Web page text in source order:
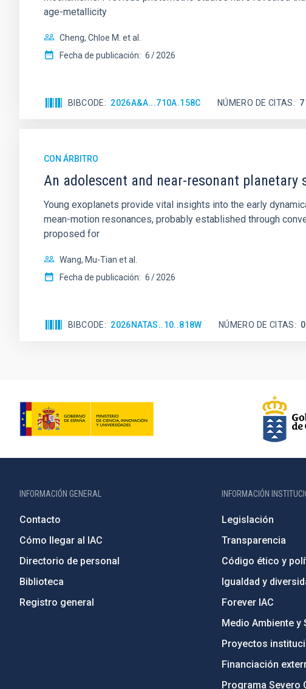
age-metallicity
Cheng, Chloe M. et al.
Fecha de publicación: 6 2026
BIBCODE 2026A&A...710A.158C NÚMERO DE CITAS 7
CON ÁRBITRO
An adolescent and near-resonant
Young exoplanets provide vital insights into the early
mean-motion resonances, probably established through
proposed for
Wang, Mu-Tian et al.
Fecha de publicación: 6 2026
BIBCODE 2026NATAS..10..818W NÚMERO DE CITAS 0
INFORMACIÓN GENERAL
Contacto
Cómo llegar al IAC
Directorio de personal
Biblioteca
Registro general
INFORMACIÓN
Legislación
Transparencia
Código ético y
Igualdad y
Forever IAC
Medio Ambiente y
Proyectos
Financiación
Programa Severo